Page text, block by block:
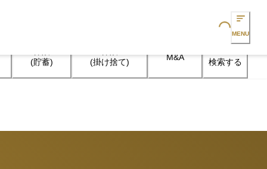
Loading...
MENU
(貯蓄)
(掛け捨て)
M&A 検索する